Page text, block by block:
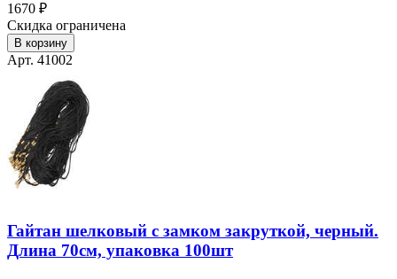
1670 ₽
Скидка ограничена
В корзину
Арт. 41002
Гайтан шелковый с замком закруткой, черный.
Длина 70см, упаковка 100шт